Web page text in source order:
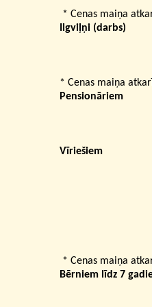
* Cenas maiņa
Ilgviļņi (darbs)
* Cenas maiņa
Pensionāriem
Vīriešiem
* Cenas maiņa
Bērniem līdz 7